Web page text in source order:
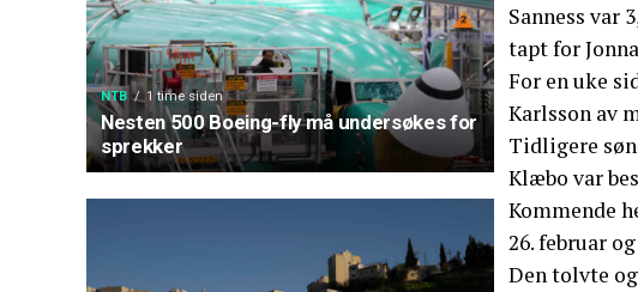
NTB 1 time siden
Nesten 500 Boeing-fly må undersøkes for
sprekker
Sanness var
tapt for
For en uke
Karlsson av
Tidligere
Klæbo var
Kommende
26. februar
Den tolvte